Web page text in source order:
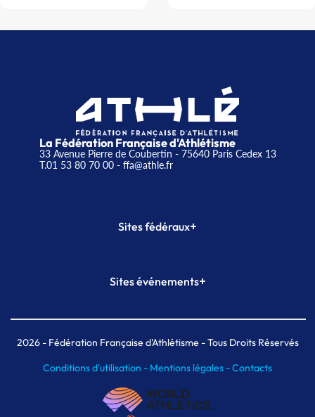
La Fédération Française d'Athlétisme
33 Avenue Pierre de Coubertin - 75640 Paris Cedex 13
T.01 53 80 70 00- ffa@athle.fr
Sites fédéraux+
Plateforme Formation
Sites événements+
Meeting de Paris indoor
MAIF Ekiden de Paris
2026- Fédération Française d'Athlétisme - Tous Droits Réservés
Conditions d'utilisation - Mentions légales -Contacts